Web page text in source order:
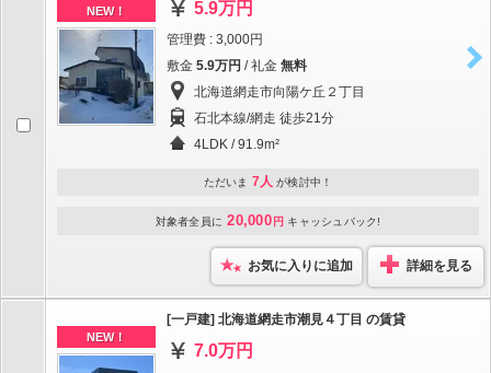
NEW！ 5.9万円
管理費 : 3,000円
敷金 5.9万円 / 礼金 無料
北海道網走市向陽ケ丘２丁目
石北本線/網走 徒歩21分
4LDK / 91.9m²
ただいま 7人 が検討中！
対象者全員に 20,000 円 キャッシュバック!
お気に入りに追加 詳細を見る
NEW！
[一戸建] 北海道網走市潮見４丁目 の賃貸
7.0万円